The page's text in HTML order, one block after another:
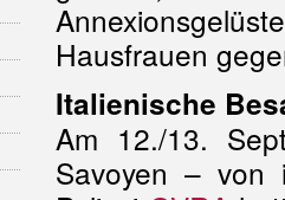
Hausfrauen
Italienische
Am 12./13.
Savoyen – von